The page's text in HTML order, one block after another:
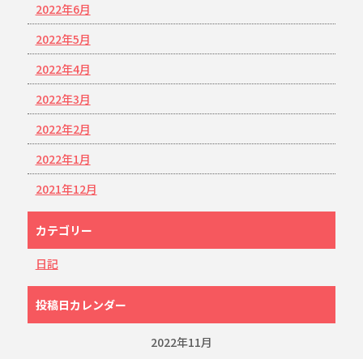
2022年6月
2022年5月
2022年4月
2022年3月
2022年2月
2022年1月
2021年12月
カテゴリー
日記
投稿日カレンダー
2022年11月